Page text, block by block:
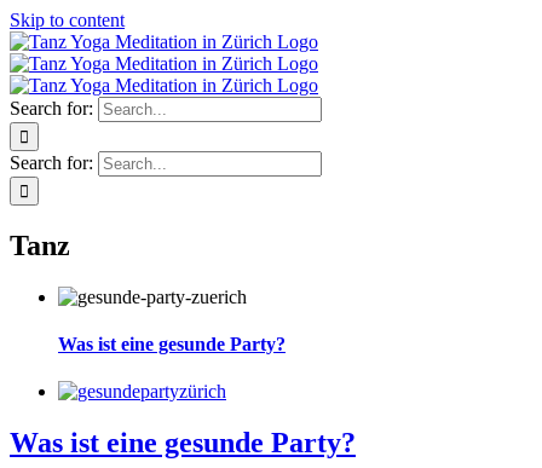
Skip to content
Search for:
Search for:
Tanz
Was ist eine gesunde Party?
Was ist eine gesunde Party?